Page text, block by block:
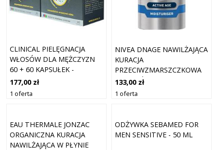
CLINICAL PIELĘGNACJA
WŁOSÓW DLA MĘŻCZYZN
60 + 60 KAPSUŁEK -
KURACJA 4 MIESIĄCE
177,00 zł
1 oferta
NIVEA DNAGE NAWILŻAJĄCA
KURACJA
PRZECIWZMARSZCZKOWA
DLA MĘŻCZYZN 50ML
133,00 zł
1 oferta
EAU THERMALE JONZAC
ORGANICZNA KURACJA
NAWILŻAJĄCA W PŁYNIE
ODŻYWKA SEBAMED FOR
MEN SENSITIVE - 50 ML